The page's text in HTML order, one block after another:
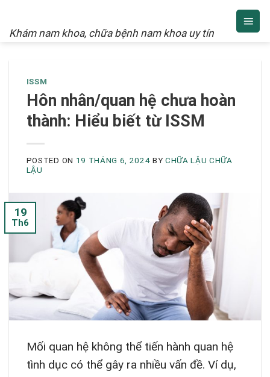
Khám nam khoa, chữa bệnh nam khoa uy tín
ISSM
Hôn nhân/quan hệ chưa hoàn
thành: Hiểu biết từ ISSM
POSTED ON 19 THÁNG 6, 2024 BY CHỮA LẬU CHỮA
LẬU
19
Th6
Mối quan hệ không thể tiến hành quan hệ
tình dục có thể gây ra nhiều vấn đề. Ví dụ,